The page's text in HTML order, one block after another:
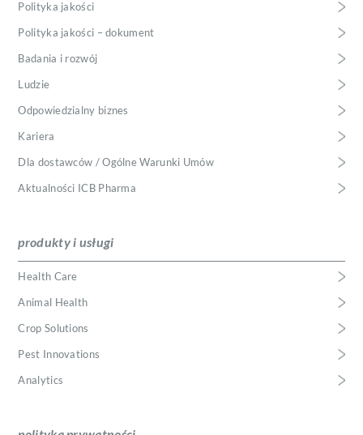
Polityka jakości
Polityka jakości – dokument
Badania i rozwój
Ludzie
Odpowiedzialny biznes
Kariera
Dla dostawców / Ogólne Warunki Umów
Aktualności ICB Pharma
produkty i usługi
Health Care
Animal Health
Crop Solutions
Pest Innovations
Analytics